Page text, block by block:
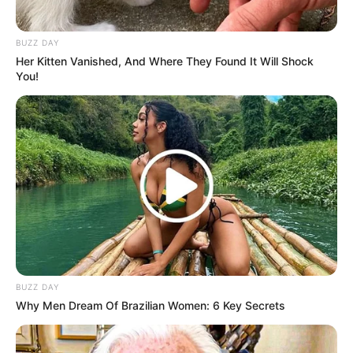
Kekayaan
Diperkirakan total kekayaan Jang Dong Gun sebesar 10 juta dollar
atau 153 miliar rupiah, kekayaannya berasal dari kariernya sebagai
aktris, penulis naskah.
BUZZ DAY
Her Kitten Vanished, And Where They Found It Will Shock
You!
BUZZ DAY
Why Men Dream Of Brazilian Women: 6 Key Secrets